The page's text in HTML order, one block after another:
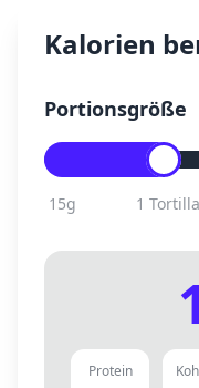
Kalorien
Portionsgröße
15g 1
Protein